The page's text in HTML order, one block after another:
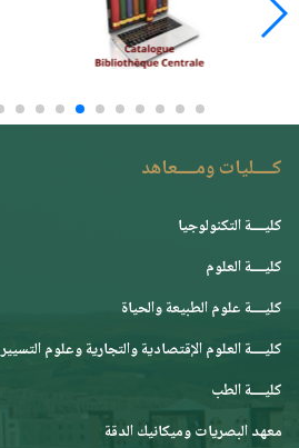
كــــليات ومــــعاهد
كليــــة التكنولوجيا
كليــــة العلوم
كليــــة علوم الطبيعة والحياة
كليــــة العلوم الإقتصادية والتجارية وعلوم التسيير
كليــــة الطب
معهد البصريات وميكانيك الدقة